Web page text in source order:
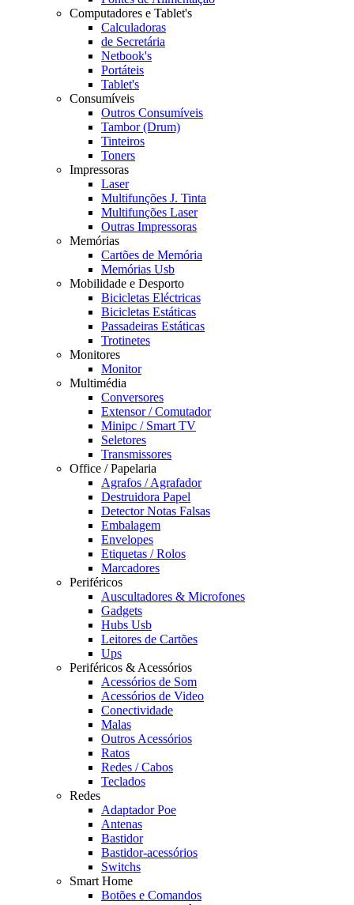
Computadores e Tablet's
Calculadoras
de Secretária
Netbook's
Portáteis
Tablet's
Consumíveis
Outros Consumíveis
Tambor (Drum)
Tinteiros
Toners
Impressoras
Laser
Multifunções J. Tinta
Multifunções Laser
Outras Impressoras
Memórias
Cartões de Memória
Memórias Usb
Mobilidade e Desporto
Bicicletas Eléctricas
Bicicletas Estáticas
Passadeiras Estáticas
Trotinetes
Monitores
Monitor
Multimédia
Conversores
Extensor / Comutador
Minipc / Smart TV
Seletores
Transmissores
Office / Papelaria
Agrafos / Agrafador
Destruidora Papel
Detector Notas Falsas
Embalagem
Envelopes
Etiquetas / Rolos
Marcadores
Periféricos
Auscultadores & Microfones
Gadgets
Hubs Usb
Leitores de Cartões
Ups
Periféricos & Acessórios
Acessórios de Som
Acessórios de Video
Conectividade
Malas
Outros Acessórios
Ratos
Redes / Cabos
Teclados
Redes
Adaptador Poe
Antenas
Bastidor
Bastidor-acessórios
Switchs
Smart Home
Botões e Comandos